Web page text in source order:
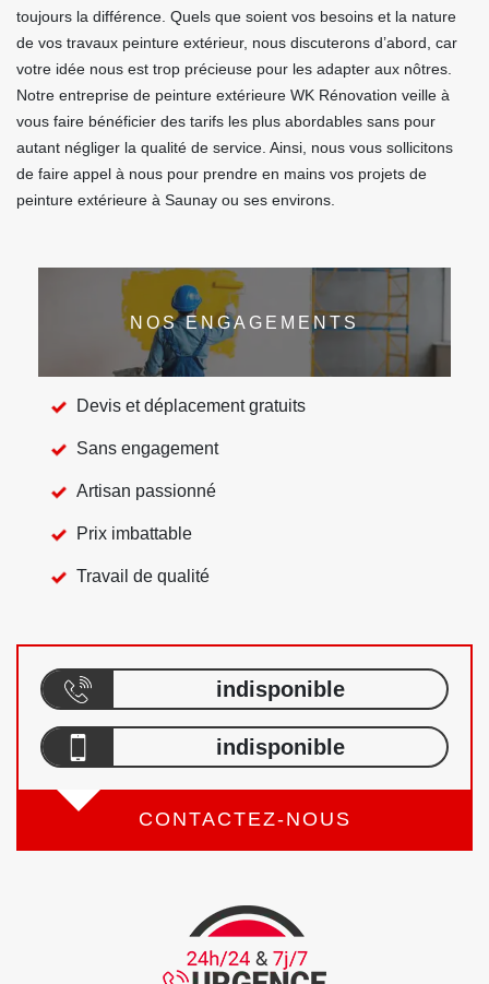
toujours la différence. Quels que soient vos besoins et la nature
de vos travaux peinture extérieur, nous discuterons d’abord, car
votre idée nous est trop précieuse pour les adapter aux nôtres.
Notre entreprise de peinture extérieure WK Rénovation veille à
vous faire bénéficier des tarifs les plus abordables sans pour
autant négliger la qualité de service. Ainsi, nous vous sollicitons
de faire appel à nous pour prendre en mains vos projets de
peinture extérieure à Saunay ou ses environs.
NOS ENGAGEMENTS
Devis et déplacement gratuits
Sans engagement
Artisan passionné
Prix imbattable
Travail de qualité
indisponible
indisponible
CONTACTEZ-NOUS